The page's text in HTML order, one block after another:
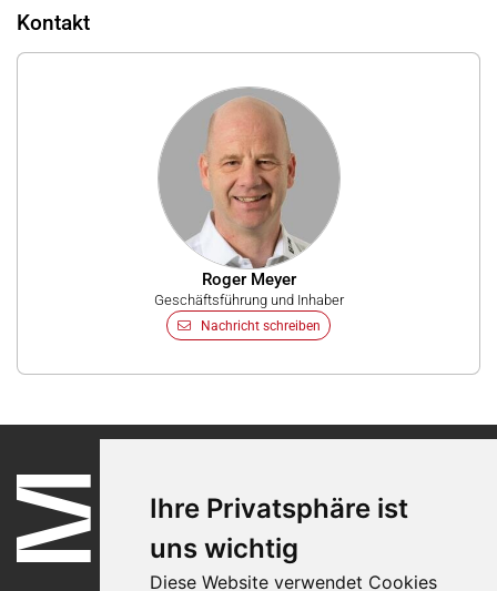
Ihre Privatsphäre ist
uns wichtig
Diese Website verwendet Cookies
Kontakt
Roger Meyer
Geschäftsführung und Inhaber
Nachricht schreiben